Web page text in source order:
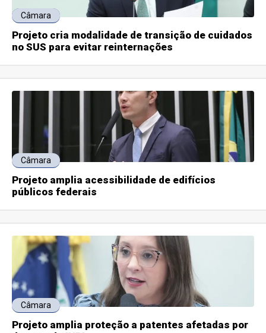
Câmara
Projeto cria modalidade de transição de cuidados
no SUS para evitar reinternações
Câmara
Projeto amplia acessibilidade de edifícios
públicos federais
Câmara
Projeto amplia proteção a patentes afetadas por